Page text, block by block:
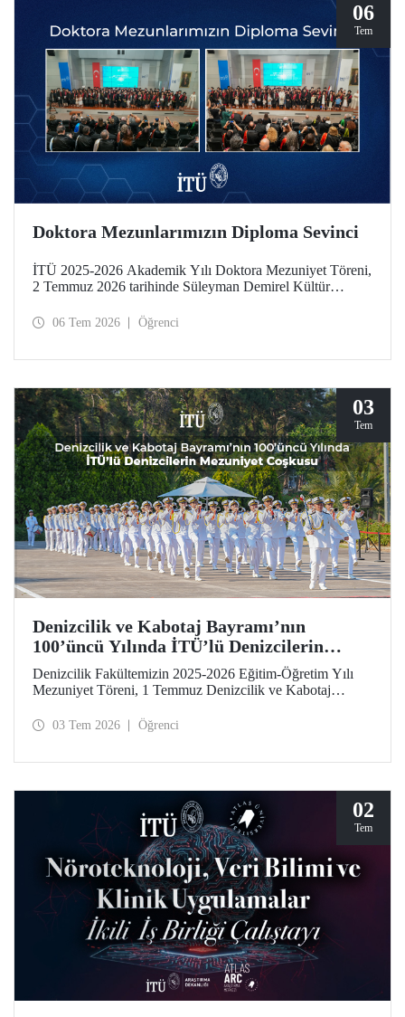
06
Tem
Doktora Mezunlarımızın Diploma Sevinci
İTÜ 2025-2026 Akademik Yılı Doktora Mezuniyet Töreni,
2 Temmuz 2026 tarihinde Süleyman Demirel Kültür
“Doktora Özel Ödülleri” ve “En Başarılı Doktora Tez
06 Tem 2026 Öğrenci
03
Tem
Denizcilik ve Kabotaj Bayramı’nın
100’üncü Yılında İTÜ’lü Denizcilerin
Mezuniyet Coşkusu
Denizcilik Fakültemizin 2025-2026 Eğitim-Öğretim Yılı
Mezuniyet Töreni, 1 Temmuz Denizcilik ve Kabotaj
düzenlendi. İTÜ’lüler, mezuniyet sevinçlerini aileleriyle ve
03 Tem 2026 Öğrenci
02
Tem